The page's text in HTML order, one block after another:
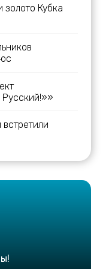
золото Кубка